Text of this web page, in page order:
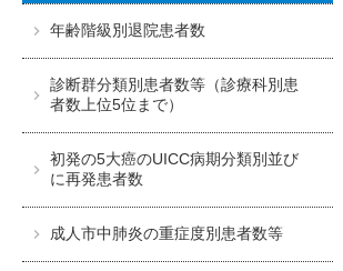
年齢階級別退院患者数
診断群分類別患者数等（診療科別患
者数上位5位まで）
初発の5大癌のUICC病期分類別並び
に再発患者数
成人市中肺炎の重症度別患者数等